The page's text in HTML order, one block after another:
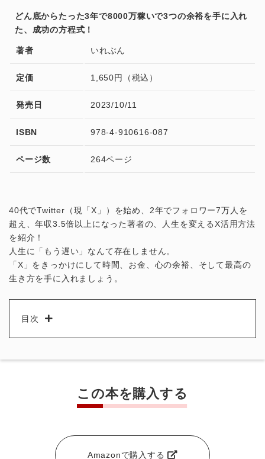
どん底からたった3年で8000万稼いで3つの余裕を手に入れ
た、成功の方程式！
著者 いれぶん
定価 1,650円（税込）
発売日 2023/10/11
ISBN 978-4-910616-087
ページ数 264ページ
40代でTwitter（現「X」）を始め、2年でフォロワー7万人を
超え、年収3.5倍以上になった著者の、人生を変えるX活用方法
を紹介！
人生に「もう遅い」なんて存在しません。
「X」をきっかけにして時間、お金、心の余裕、そして最高の
生き方を手に入れましょう。
目次
この本を購入する
Amazonで購入する